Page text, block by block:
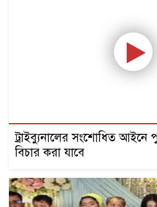
ট্রাইব্যুনালের সংশোধিত আইনে
বিচার করা যাবে